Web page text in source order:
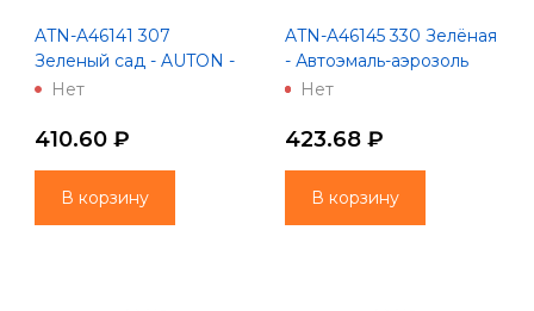
ATN-A46141 307
Зеленый сад - AUTON -
Автоэмаль алкидная -
Нет
410.60 ₽
В корзину
ATN-A46145 330 Зелёная
- Автоэмаль-аэрозоль
"Автон" 520 мл
Нет
423.68 ₽
В корзину